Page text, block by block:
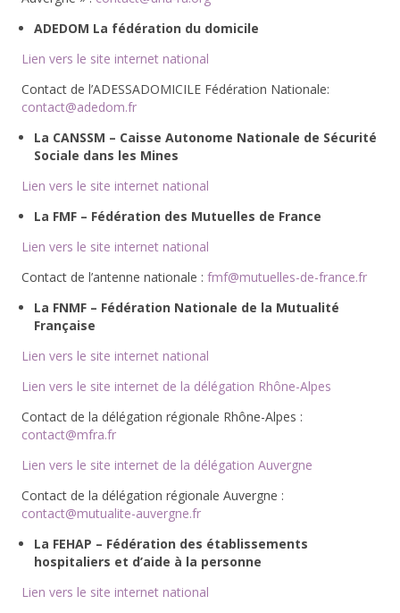
ADEDOM La fédération du domicile
Lien vers le site internet national
Contact de l’ADESSADOMICILE Fédération Nationale:
contact@adedom.fr
La CANSSM – Caisse Autonome Nationale de Sécurité
Sociale dans les Mines
Lien vers le site internet national
La FMF – Fédération des Mutuelles de France
Lien vers le site internet national
Contact de l’antenne nationale : fmf@mutuelles-de-france.fr
La FNMF – Fédération Nationale de la Mutualité
Française
Lien vers le site internet national
Lien vers le site internet de la délégation Rhône-Alpes
Contact de la délégation régionale Rhône-Alpes :
contact@mfra.fr
Lien vers le site internet de la délégation Auvergne
Contact de la délégation régionale Auvergne :
contact@mutualite-auvergne.fr
La FEHAP – Fédération des établissements
hospitaliers et d’aide à la personne
Lien vers le site internet national